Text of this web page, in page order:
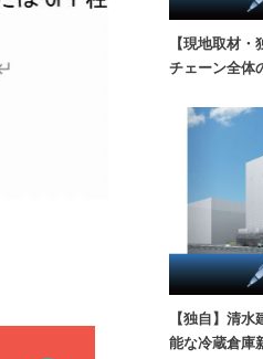
【現地取材
チェーン全体
【独自】清
能な冷蔵倉庫